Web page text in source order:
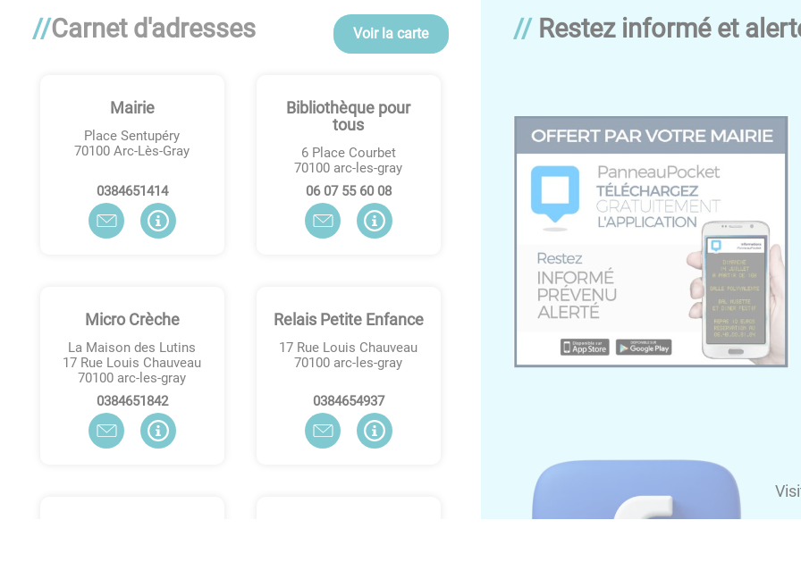
Carnet d'adresses Voir la carte
Mairie
Place Sentupéry
70100 Arc-Lès-Gray
4141564830
Bibliothèque pour
tous
6 Place Courbet
70100 arc-les-gray
80 06 55 70 60
Micro Crèche
La Maison des Lutins
17 Rue Louis Chauveau
70100 arc-les-gray
2481564830
Relais Petite Enfance
17 Rue Louis Chauveau
70100 arc-les-gray
7394564830
Restez informé et